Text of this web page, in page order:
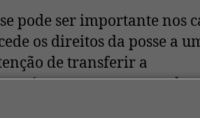
pode ser importante nos
os direitos da posse a
de transferir a
é comum, por exemplo,